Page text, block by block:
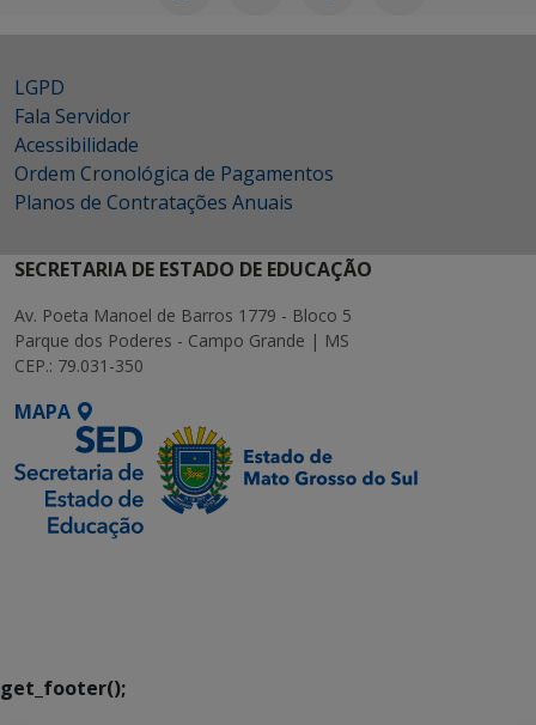
LGPD
Fala Servidor
Acessibilidade
Ordem Cronológica de Pagamentos
Planos de Contratações Anuais
SECRETARIA DE ESTADO DE EDUCAÇÃO
Av. Poeta Manoel de Barros 1779 - Bloco 5
Parque dos Poderes - Campo Grande | MS
CEP.: 79.031-350
MAPA
get_footer();